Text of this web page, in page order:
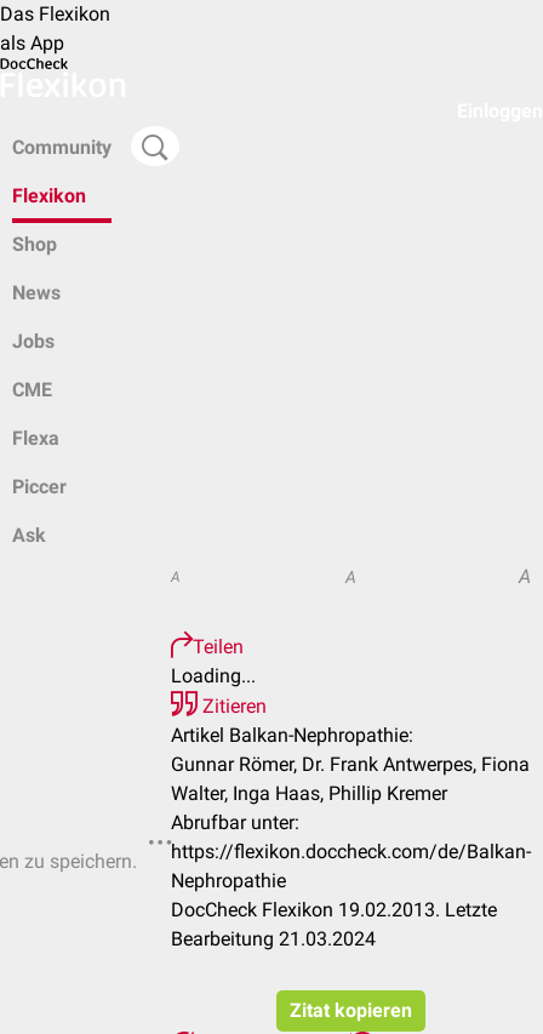
Das Flexikon
als App
Community
Flexikon
Shop
News
Jobs
CME
Flexa
Piccer
Ask
zu speichern.
A A A
Teilen
Loading...
Zitieren
Artikel Balkan-Nephropathie:
Gunnar Römer, Dr. Frank Antwerpes, Fiona
Walter, Inga Haas, Phillip Kremer
Abrufbar unter:
https://flexikon.doccheck.com/de/Balkan-
Nephropathie
DocCheck Flexikon 19.02.2013. Letzte
Bearbeitung 21.03.2024
Zitat kopieren